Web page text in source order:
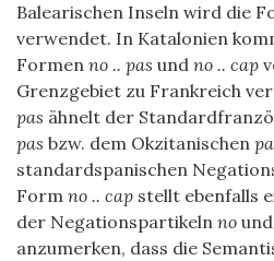
Balearischen Inseln wird die
verwendet. In Katalonien
Formen no .. pas und no .. cap
Grenzgebiet zu Frankreich
pas ähnelt der
pas bzw. dem Okzitanischen
standardspanischen
Form no .. cap stellt ebenfalls
der Negationspartikeln no und
anzumerken, dass die